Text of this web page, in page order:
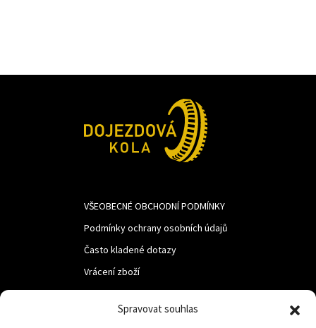
Spravovat souhlas
VŠEOBECNÉ OBCHODNÍ PODMÍNKY
Podmínky ochrany osobních údajů
Často kladené dotazy
Vrácení zboží
LUF s.r.o.